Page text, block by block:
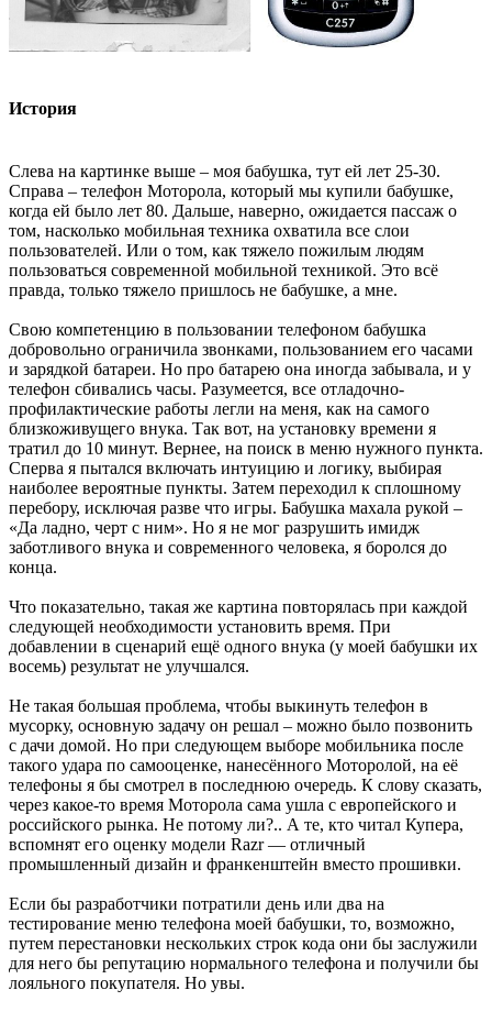
История
Слева на картинке выше – моя бабушка, тут ей лет 25-30.
Справа – телефон Моторола, который мы купили бабушке,
когда ей было лет 80. Дальше, наверно, ожидается пассаж о
том, насколько мобильная техника охватила все слои
пользователей. Или о том, как тяжело пожилым людям
пользоваться современной мобильной техникой. Это всё
правда, только тяжело пришлось не бабушке, а мне.
Свою компетенцию в пользовании телефоном бабушка
добровольно ограничила звонками, пользованием его часами
и зарядкой батареи. Но про батарею она иногда забывала, и у
телефон сбивались часы. Разумеется, все отладочно-
профилактические работы легли на меня, как на самого
близкоживущего внука. Так вот, на установку времени я
тратил до 10 минут. Вернее, на поиск в меню нужного пункта.
Сперва я пытался включать интуицию и логику, выбирая
наиболее вероятные пункты. Затем переходил к сплошному
перебору, исключая разве что игры. Бабушка махала рукой –
«Да ладно, черт с ним». Но я не мог разрушить имидж
заботливого внука и современного человека, я боролся до
конца.
Что показательно, такая же картина повторялась при каждой
следующей необходимости установить время. При
добавлении в сценарий ещё одного внука (у моей бабушки их
восемь) результат не улучшался.
Не такая большая проблема, чтобы выкинуть телефон в
мусорку, основную задачу он решал – можно было позвонить
с дачи домой. Но при следующем выборе мобильника после
такого удара по самооценке, нанесённого Моторолой, на её
телефоны я бы смотрел в последнюю очередь. К слову сказать,
через какое-то время Моторола сама ушла с европейского и
российского рынка. Не потому ли?.. А те, кто читал Купера,
вспомнят его оценку модели Razr — отличный
промышленный дизайн и франкенштейн вместо прошивки.
Если бы разработчики потратили день или два на
тестирование меню телефона моей бабушки, то, возможно,
путем перестановки нескольких строк кода они бы заслужили
для него бы репутацию нормального телефона и получили бы
лояльного покупателя. Но увы.